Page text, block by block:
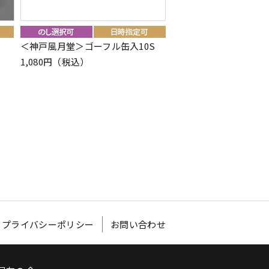
＜神戸風月堂＞ゴーフル缶入10S
1,080円（税込）
プライバシーポリシー お問い合わせ